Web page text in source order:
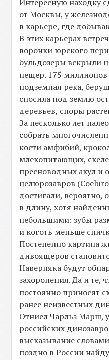
от Москвы, у
в карьере, где
В этих карьерах
воронки юрского
бульдозеры вскрыли
пещер. 175 миллионов
подземная река,
сносила под землю
деревьев, споры
За несколько лет
собрать
кости амфибий,
млекопитающих,
пресноводных акул и
целюрозавров
достигали, вероятно,
в длину, хотя
небольшими: зубы
и коготь меньше
Постепенно картина
дивоящеров
Наверняка будут
захоронения. Да и те,
постоянно приносят
ранее неизвестных
Отниел Чарльз Марш,
российских
высказывание
поздно в России